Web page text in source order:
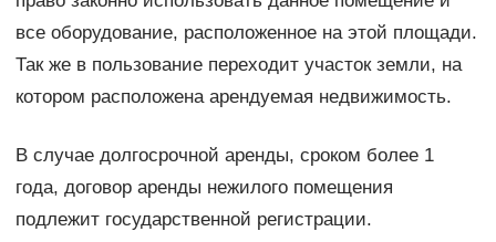
все оборудование, расположенное на этой площади.
Так же в пользование переходит участок земли, на
котором расположена арендуемая недвижимость.
В случае долгосрочной аренды, сроком более 1
года, договор аренды нежилого помещения
подлежит государственной регистрации.